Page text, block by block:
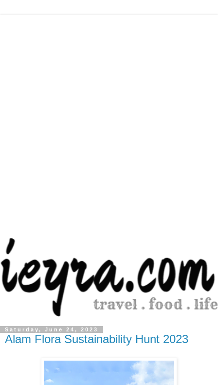
Saturday, June 24, 2023
Alam Flora Sustainability Hunt 2023